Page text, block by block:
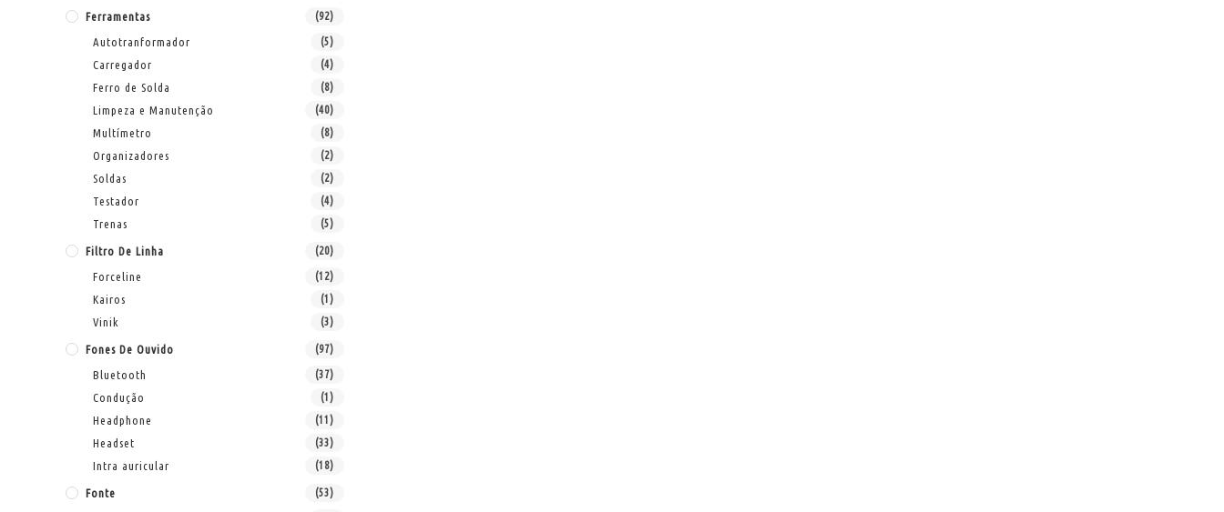
Ferramentas (92)
Autotranformador (5)
Carregador (4)
Ferro de Solda (8)
Limpeza e Manutenção (40)
Multímetro (8)
Organizadores (2)
Soldas (2)
Testador (4)
Trenas (5)
Filtro De Linha (20)
Forceline (12)
Kairos (1)
Vinik (3)
Fones De Ouvido (97)
Bluetooth (37)
Condução (1)
Headphone (11)
Headset (33)
Intra auricular (18)
Fonte (53)